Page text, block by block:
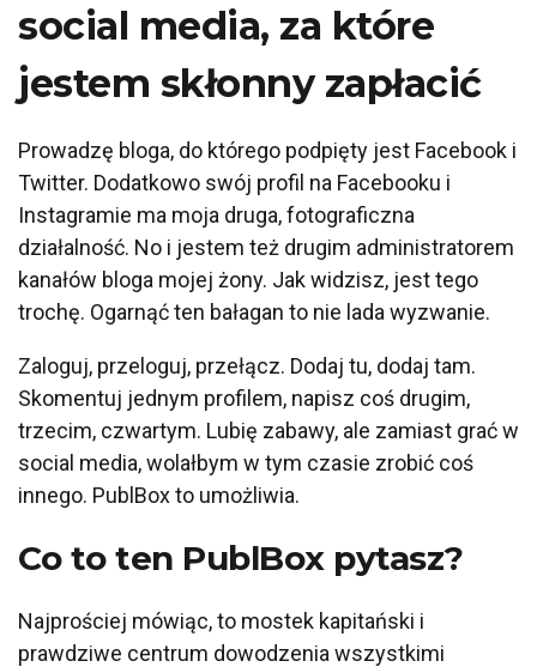
social media, za które
jestem skłonny zapłacić
Prowadzę bloga, do którego podpięty jest Facebook i
Twitter. Dodatkowo swój profil na Facebooku i
Instagramie ma moja druga, fotograficzna
działalność. No i jestem też drugim administratorem
kanałów bloga mojej żony. Jak widzisz, jest tego
trochę. Ogarnąć ten bałagan to nie lada wyzwanie.
Zaloguj, przeloguj, przełącz. Dodaj tu, dodaj tam.
Skomentuj jednym profilem, napisz coś drugim,
trzecim, czwartym. Lubię zabawy, ale zamiast grać w
social media, wolałbym w tym czasie zrobić coś
innego. PublBox to umożliwia.
Co to ten PublBox pytasz?
Najprościej mówiąc, to mostek kapitański i
prawdziwe centrum dowodzenia wszystkimi